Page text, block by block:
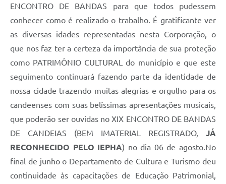
ENCONTRO DE BANDAS para que todos pudessem
conhecer como é realizado o trabalho. É gratificante ver
as diversas idades representadas nesta Corporação,
o
que nos faz ter a certeza da importância de sua proteção
como PATRIMÔNIO CULTURAL do município e que este
seguimento continuará fazendo parte da identidade de
nossa cidade trazendo muitas alegrias e orgulho para os
candeenses com suas belíssimas apresentações musicais,
que poderão ser ouvidas no XIX ENCONTRO DE BANDAS
DE CANDEIAS (BEM IMATERIAL REGISTRADO, JÁ
RECONHECIDO PELO IEPHA) no dia 06 de agosto.No
final de junho o Departamento de Cultura e Turismo deu
continuidade às capacitações de Educação Patrimonial,